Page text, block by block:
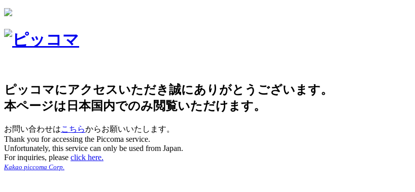
ピッコマにアクセスいただき誠にありがとうございます。
本ページは日本国内でのみ閲覧いただけます。
お問い合わせはこちらからお願いいたします。
Thank you for accessing the Piccoma service.
Unfortunately, this service can only be used from Japan.
For inquiries, please click here.
Kakao piccoma Corp.